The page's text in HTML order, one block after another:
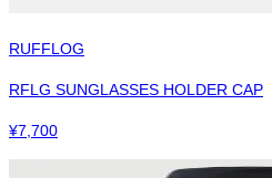
RUFFLOG
RFLG SUNGLASSES HOLDER CAP
¥7,700